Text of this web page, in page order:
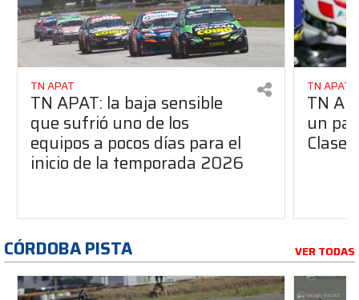
TN APAT
TN APAT: la baja sensible
que sufrió uno de los
equipos a pocos días para el
inicio de la temporada 2026
TN APAT
TN
un
Clase
CÓRDOBA PISTA VER TODAS